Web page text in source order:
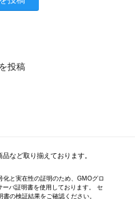
投稿
など取り揃えております。
化と実在性の証明のため、GMOグロ
バ証明書を使用しております。 セ
の検証結果をご確認ください。